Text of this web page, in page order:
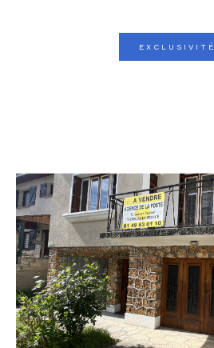
EXCLUSIVITÉ